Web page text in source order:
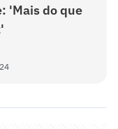
'Mais do que